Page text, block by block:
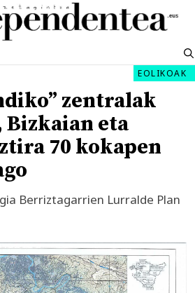
EOLIKOAK
zentralak
Bizkaian eta
70 kokapen
Berriztagarrien Lurralde Plan